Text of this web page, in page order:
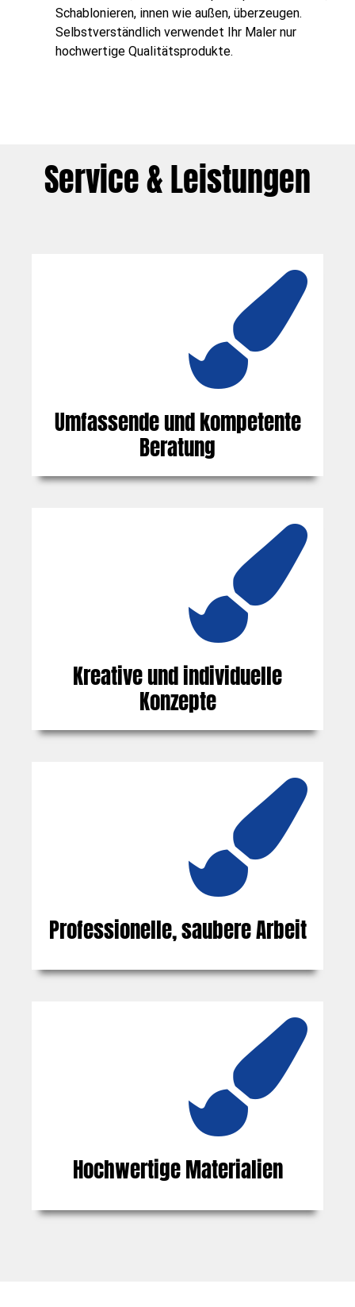
Schablonieren, innen wie außen, überzeugen.
Selbstverständlich verwendet Ihr Maler nur
hochwertige Qualitätsprodukte.
Service & Leistungen
Umfassende und kompetente
Beratung
Kreative und individuelle
Konzepte
Professionelle, saubere Arbeit
Hochwertige Materialien